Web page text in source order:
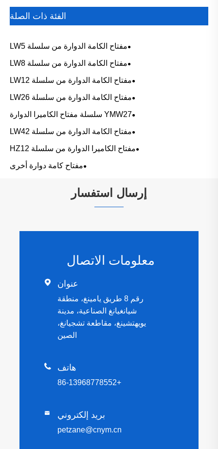
الفئة ذات الصلة
مفتاح الكامة الدوارة من سلسلة LW5
مفتاح الكامة الدوارة من سلسلة LW8
مفتاح الكامة الدوارة من سلسلة LW12
مفتاح الكامة الدوارة من سلسلة LW26
YMW27 سلسلة مفتاح الكاميرا الدوارة
مفتاح الكامة الدوارة من سلسلة LW42
مفتاح الكاميرا الدوارة من سلسلة HZ12
مفتاح كامة دوارة أخرى
إرسال استفسار
معلومات الاتصال
 عنوان
رقم 8 طريق يامينغ، منطقة
شيانغيانغ الصناعية، مدينة
يويهتشينغ، مقاطعة تشجيانغ،
الصين
 هاتف
+86-13968778552
 بريد إلكتروني
petzane@cnym.cn